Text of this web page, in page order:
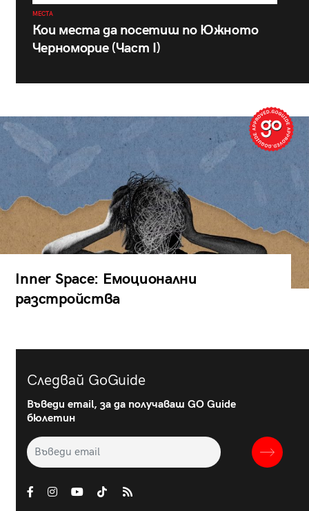
МЕСТА
Кои места да посетиш по Южното
Черноморие (Част I)
Inner Space: Емоционални
разстройства
Следвай GoGuide
Въведи email, за да получаваш GO Guide
бюлетин